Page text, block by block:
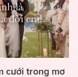
cưới trong mơ